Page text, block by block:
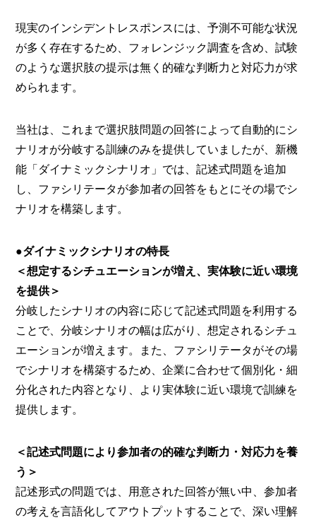
現実のインシデントレスポンスには、予測不可能な状況
が多く存在するため、フォレンジック調査を含め、試験
のような選択肢の提示は無く的確な判断力と対応力が求
められます。
当社は、これまで選択肢問題の回答によって自動的にシ
ナリオが分岐する訓練のみを提供していましたが、新機
能「ダイナミックシナリオ」では、記述式問題を追加
し、ファシリテータが参加者の回答をもとにその場でシ
ナリオを構築します。
●ダイナミックシナリオの特長
＜想定するシチュエーションが増え、実体験に近い環境
を提供＞
分岐したシナリオの内容に応じて記述式問題を利用する
ことで、分岐シナリオの幅は広がり、想定されるシチュ
エーションが増えます。また、ファシリテータがその場
でシナリオを構築するため、企業に合わせて個別化・細
分化された内容となり、より実体験に近い環境で訓練を
提供します。
＜記述式問題により参加者の的確な判断力・対応力を養
う＞
記述形式の問題では、用意された回答が無い中、参加者
の考えを言語化してアウトプットすることで、深い理解